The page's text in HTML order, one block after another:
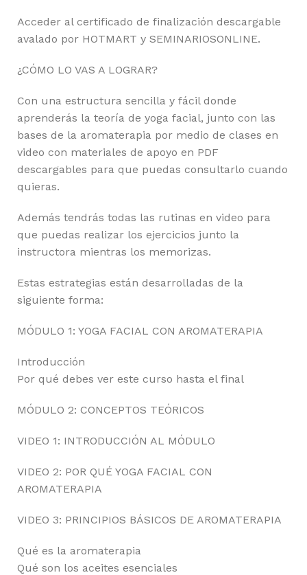
Acceder al certificado de finalización descargable
avalado por HOTMART y SEMINARIOSONLINE.
¿CÓMO LO VAS A LOGRAR?
Con una estructura sencilla y fácil donde
aprenderás la teoría de yoga facial, junto con las
bases de la aromaterapia por medio de clases en
video con materiales de apoyo en PDF
descargables para que puedas consultarlo cuando
quieras.
Además tendrás todas las rutinas en video para
que puedas realizar los ejercicios junto la
instructora mientras los memorizas.
Estas estrategias están desarrolladas de la
siguiente forma:
MÓDULO 1: YOGA FACIAL CON AROMATERAPIA
Introducción
Por qué debes ver este curso hasta el final
MÓDULO 2: CONCEPTOS TEÓRICOS
VIDEO 1: INTRODUCCIÓN AL MÓDULO
VIDEO 2: POR QUÉ YOGA FACIAL CON
AROMATERAPIA
VIDEO 3: PRINCIPIOS BÁSICOS DE AROMATERAPIA
Qué es la aromaterapia
Qué son los aceites esenciales